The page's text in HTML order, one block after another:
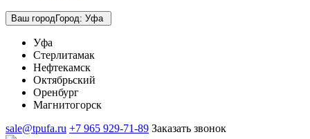
Ваш городГород: Уфа
Уфа
Стерлитамак
Нефтекамск
Октябрьский
Оренбург
Магнитогорск
sale@tpufa.ru +7 965 929-71-89 Заказать звонок